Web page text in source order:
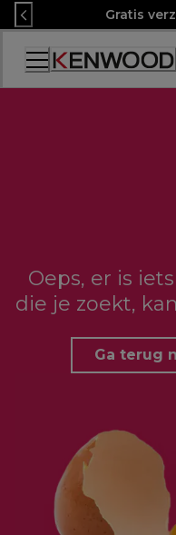
Skip
to
Content
Gratis
Accessibility
Statement
Oeps, er is
die je zoekt,
Ga terug